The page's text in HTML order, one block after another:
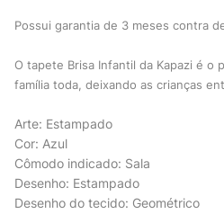
Possui garantia de 3 meses contra
O tapete Brisa Infantil da Kapazi é o
família toda, deixando as crianças
Arte: Estampado
Cor: Azul
Cômodo indicado: Sala
Desenho: Estampado
Desenho do tecido: Geométrico